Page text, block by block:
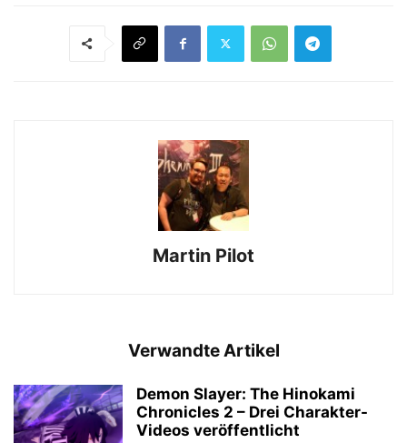
Martin Pilot
Verwandte Artikel
Demon Slayer: The Hinokami
Chronicles 2 – Drei Charakter-
Videos veröffentlicht